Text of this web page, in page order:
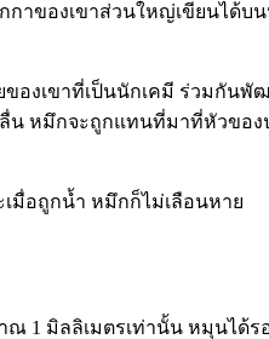
าของเขาส่วนใหญ่เขียนได้
เขาที่เป็นนักเคมี ร่วมกันพั
น หมึกจะถูกแทนที่มาที่หัวขอ
มื่อถูกน้ำ หมึกก็ไม่เลือนหาย
1 มิลลิเมตรเท่านั้น หมุนได้